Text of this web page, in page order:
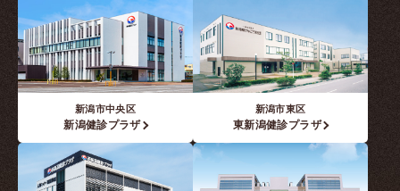
新潟市中央区
新潟健診プラザ
新潟市東区
東新潟健診プラザ